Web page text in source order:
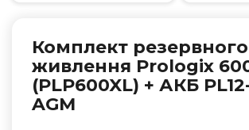
Комплект резервного
живлення Prologix
(PLP600XL) + АКБ
AGM